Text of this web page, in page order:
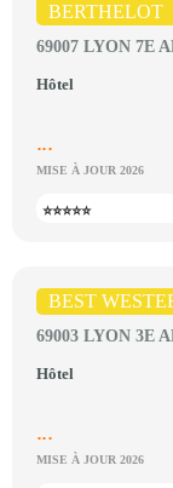
BERTHELOT
69007 LYON 7E
Hôtel
...
MISE À JOUR 2026
⭐⭐⭐⭐⭐
BEST
69003 LYON 3E
Hôtel
...
MISE À JOUR 2026